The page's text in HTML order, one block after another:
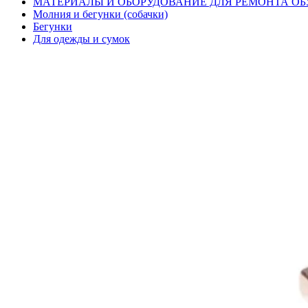
Молния и бегунки (собачки)
Бегунки
Для одежды и сумок